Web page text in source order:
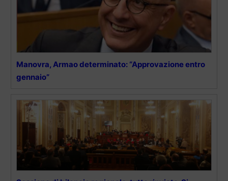
Manovra, Armao determinato: “Approvazione entro
gennaio”